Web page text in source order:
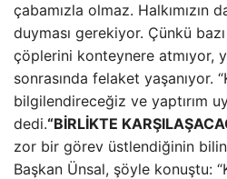
çabamızla olmaz. Halkımızın
duyması gerekiyor. Çünkü
çöplerini konteynere atmıyor,
sonrasında felaket yaşanıyor.
bilgilendireceğiz ve yaptırım
dedi.“BİRLİKTE
zor bir görev üstlendiğinin
Başkan Ünsal, şöyle konuştu: